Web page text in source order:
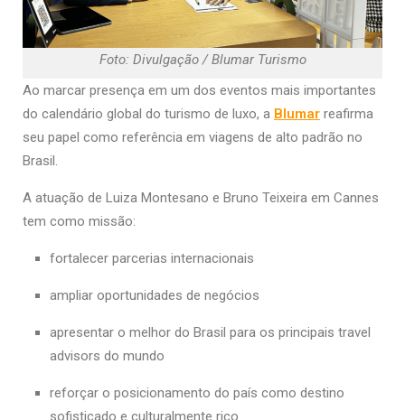
Foto: Divulgação / Blumar Turismo
Ao marcar presença em um dos eventos mais importantes
do calendário global do turismo de luxo, a Blumar reafirma
seu papel como referência em viagens de alto padrão no
Brasil.
A atuação de Luiza Montesano e Bruno Teixeira em Cannes
tem como missão:
fortalecer parcerias internacionais
ampliar oportunidades de negócios
apresentar o melhor do Brasil para os principais travel
advisors do mundo
reforçar o posicionamento do país como destino
sofisticado e culturalmente rico